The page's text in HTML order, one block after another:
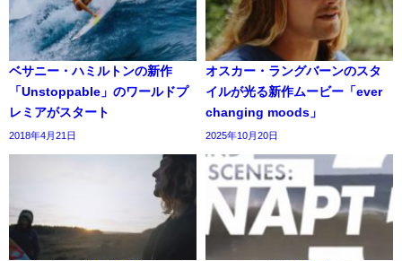
ベサニー・ハミルトンの新作
「Unstoppable」のワールドプ
レミアがスタート
2018年4月21日
オスカー・ラングバーンのスタ
イルが光る新作ムービー「ever
changing moods」
2025年10月20日